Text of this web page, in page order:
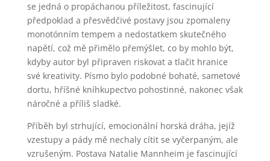
se jedná o propáchanou příležitost, fascinující
předpoklad a přesvědčivé postavy jsou zpomaleny
monotónním tempem a nedostatkem skutečného
napětí, což mě přimělo přemýšlet, co by mohlo být,
kdyby autor byl připraven riskovat a tlačit hranice
své kreativity. Písmo bylo podobné bohaté, sametové
dortu, hříšné kníhkupectvo pohostinné, nakonec však
náročné a příliš sladké.
Příběh byl strhující, emocionální horská dráha, jejíž
vzestupy a pády mě nechaly cítit se vyčerpaným, ale
vzrušeným. Postava Natalie Mannheim je fascinující